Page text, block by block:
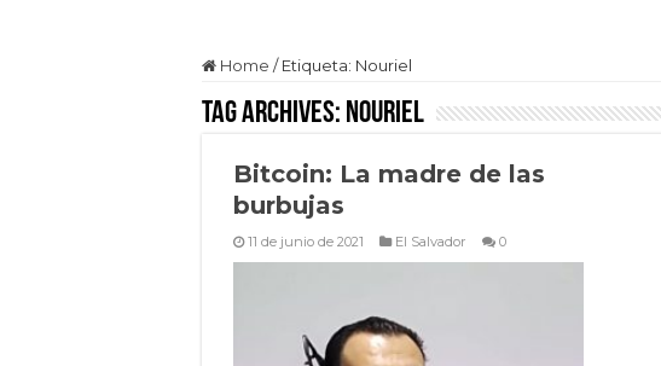
Home / Etiqueta: Nouriel
Tag Archives: Nouriel
Bitcoin: La madre de las
burbujas
11 de junio de 2021 El Salvador 0